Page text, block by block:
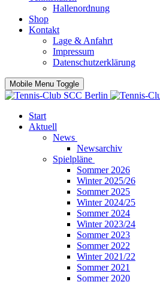
Hallenordnung
Shop
Kontakt
Lage & Anfahrt
Impressum
Datenschutzerklärung
Mobile Menu Toggle
Start
Aktuell
News
Newsarchiv
Spielpläne
Sommer 2026
Winter 2025/26
Sommer 2025
Winter 2024/25
Sommer 2024
Winter 2023/24
Sommer 2023
Sommer 2022
Winter 2021/22
Sommer 2021
Sommer 2020